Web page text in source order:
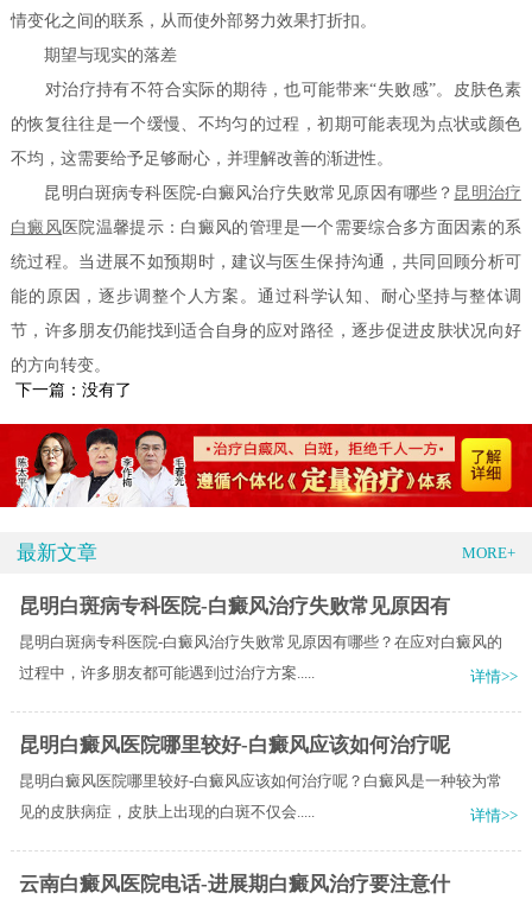
情变化之间的联系，从而使外部努力效果打折扣。
期望与现实的落差
对治疗持有不符合实际的期待，也可能带来“失败感”。皮肤色素
的恢复往往是一个缓慢、不均匀的过程，初期可能表现为点状或颜色
不均，这需要给予足够耐心，并理解改善的渐进性。
昆明白斑病专科医院-白癜风治疗失败常见原因有哪些？ 昆明治疗
白癜风 医院温馨提示：白癜风的管理是一个需要综合多方面因素的系
统过程。当进展不如预期时，建议与医生保持沟通，共同回顾分析可
能的原因，逐步调整个人方案。通过科学认知、耐心坚持与整体调
节，许多朋友仍能找到适合自身的应对路径，逐步促进皮肤状况向好
的方向转变。
下一篇：没有了
最新文章 MORE+
昆明白斑病专科医院-白癜风治疗失败常见原因有
昆明白斑病专科医院-白癜风治疗失败常见原因有哪些？在应对白癜风的
过程中，许多朋友都可能遇到过治疗方案.....
详情>>
昆明白癜风医院哪里较好-白癜风应该如何治疗呢
昆明白癜风医院哪里较好-白癜风应该如何治疗呢？白癜风是一种较为常
见的皮肤病症，皮肤上出现的白斑不仅会.....
详情>>
云南白癜风医院电话-进展期白癜风治疗要注意什